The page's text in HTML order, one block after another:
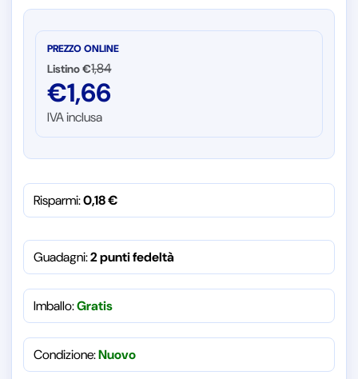
PREZZO ONLINE
Listino €1,84
€1,66
IVA inclusa
Risparmi:0,18€
Guadagni:2 punti fedeltà
Imballo:Gratis
Condizione:Nuovo